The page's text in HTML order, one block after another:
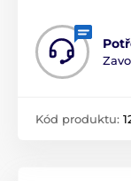
Kód produktu: